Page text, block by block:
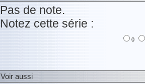
Pas de note.
Notez cette série :
0
Voir aussi